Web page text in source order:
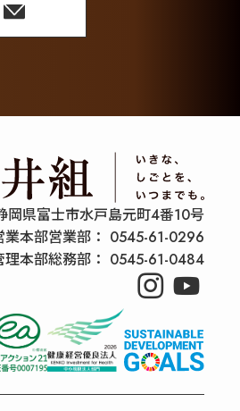
県富士市水戸島元町4番10号
業本部営業部： 0545-61-0296
理本部総務部： 0545-61-0484